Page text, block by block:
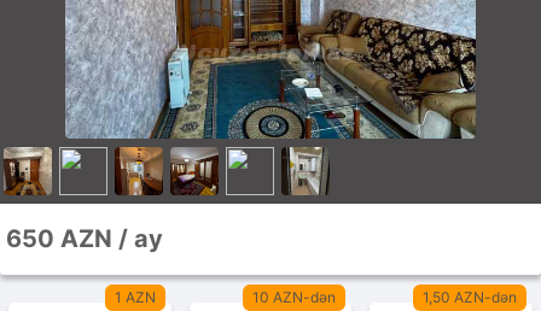
650 AZN / ay
1 AZN
10 AZN-dən
1,50 AZN-dən